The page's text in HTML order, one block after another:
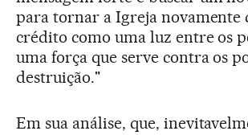
para tornar a Igreja novamente
crédito como uma luz entre os
uma força que serve contra os
destruição."
Em sua análise, que,